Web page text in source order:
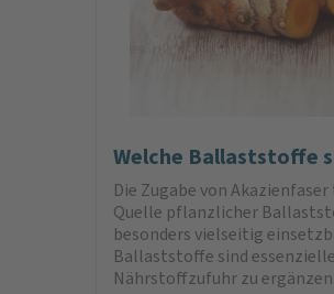
Welche Ballaststoffe
Die Zugabe von
Quelle pflanzlicher
besonders vielseitig
Ballaststoffe sind
Nährstoffzufuhr zu ergänzen.